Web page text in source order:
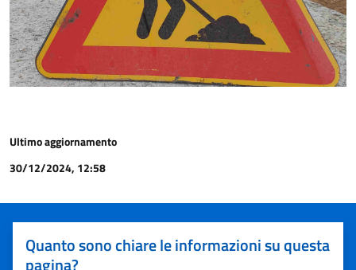
Ultimo aggiornamento
30/12/2024, 12:58
Quanto sono chiare le informazioni su questa
pagina?